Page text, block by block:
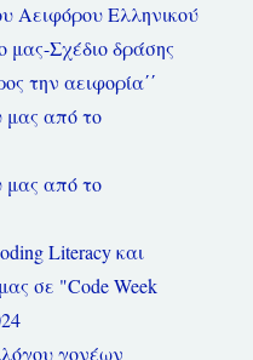
Αειφόρου Ελληνικού
μας-Σχέδιο δράσης
την αειφορία΄΄
μας από το
μας από το
Literacy και
σε "Code Week
γονέων